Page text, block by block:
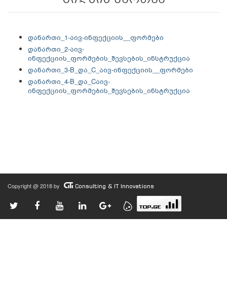
დანართი_1-აივ-ინფექციის__ფორმები
დანართი_2-აივ-
ინფექციის_ფორმების_შევსების_ინსტრუქცია
დანართი_3-B_და_C_აივ-ინფექციის__ფორმები
დანართი_4-B_და_Cაივ-
ინფექციის_ფორმების_შევსების_ინსტრუქცია
Copyright @ 2018 by Consulting & IT Innovations